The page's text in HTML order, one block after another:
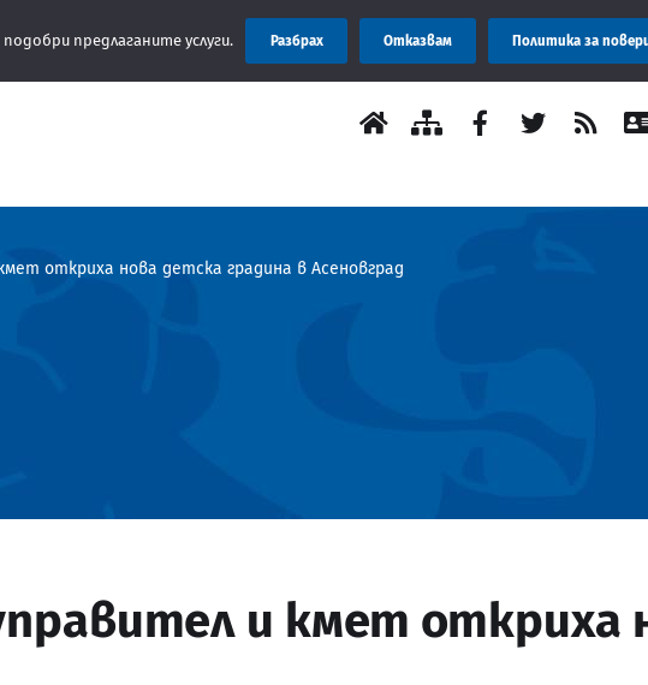
Съобщение: Областна
откриха нова детска градина в Асеновград
и кмет откриха
предлаганите услуги. Разбрах Отказвам Политика за